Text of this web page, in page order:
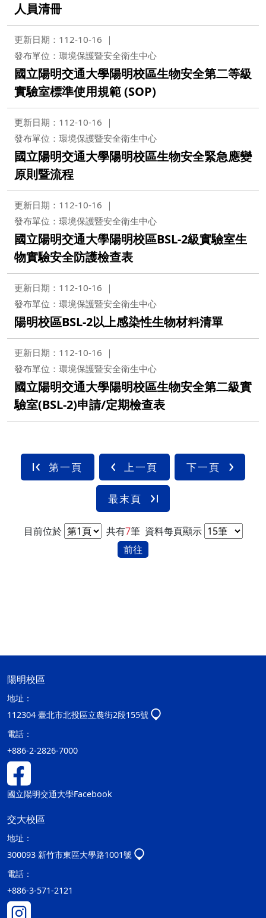
人員清冊
更新日期：112-10-16
發布單位：環境保護暨安全衛生中心
國立陽明交通大學陽明校區生物安全第二等級
實驗室標準使用規範 (SOP)
更新日期：112-10-16
發布單位：環境保護暨安全衛生中心
國立陽明交通大學陽明校區生物安全緊急應變
原則暨流程
更新日期：112-10-16
發布單位：環境保護暨安全衛生中心
國立陽明交通大學陽明校區BSL-2級實驗室生
物實驗安全防護檢查表
更新日期：112-10-16
發布單位：環境保護暨安全衛生中心
陽明校區BSL-2以上感染性生物材料清單
更新日期：112-10-16
發布單位：環境保護暨安全衛生中心
國立陽明交通大學陽明校區生物安全第二級實
驗室(BSL-2)申請/定期檢查表
第一頁 上一頁 下一頁
最末頁
目前位於 共有7筆 資料每頁顯示
前往
陽明校區
地址：
112304 臺北市北投區立農街2段155號
電話：
+886-2-2826-7000
國立陽明交通大學Facebook
交大校區
地址：
300093 新竹市東區大學路1001號
電話：
+886-3-571-2121